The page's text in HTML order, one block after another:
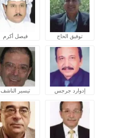
توفيق الحاج فيصل أكرم
إدوارد جرجس تيسير الناشف